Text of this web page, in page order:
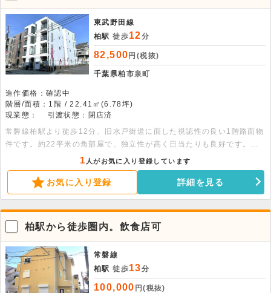
面店・事務所相談可物件です。
東武野田線
柏駅 徒歩12分
82,500 円(税抜)
千葉県柏市泉町
造作価格：確認中
階層/面積：1階 / 22.41㎡(6.78坪)
現業態：
引渡状態：閉店済
常磐線柏駅より徒歩12分、旧水戸街道に面した視認性の良い1階路面物
件です。約22平米の角部屋で、独立性が高く日当たりも良好です。ネ
イルサロンや事務所など、落ち着いた環境を求める業態に好条件の区画
です。ぜひお早めにご検討ください 。
1 人がお気に入り登録しています
お気に入り登録 詳細を見る
柏駅から徒歩圏内。飲食店可
常磐線
柏駅 徒歩13分
100,000 円(税抜)